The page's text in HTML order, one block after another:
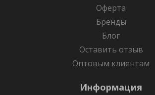
Оферта
Бренды
Блог
Оставить отзыв
Оптовым клиентам
Информация